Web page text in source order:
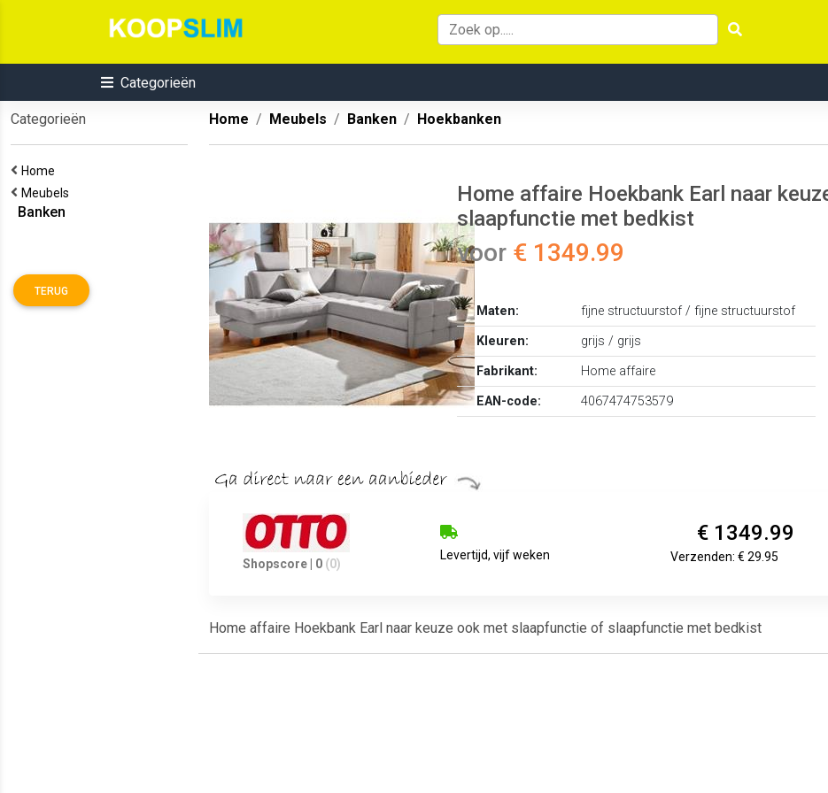
Categorieën
Categorieën
Home
Meubels
Banken
TERUG
Home Meubels Banken Hoekbanken
Home affaire Hoekbank Earl naar
slaapfunctie met bedkist
voor € 1349.99
Maten:
fijne structuurstof / fijne structuurstof
Kleuren:
grijs / grijs
Fabrikant:
Home affaire
EAN-code:
4067474753579
Shopscore | 0 (0)
Levertijd, vijf weken
€ 1349.99
Verzenden: € 29.95
Home affaire Hoekbank Earl naar keuze ook met slaapfunctie of slaapfunctie met bedkist